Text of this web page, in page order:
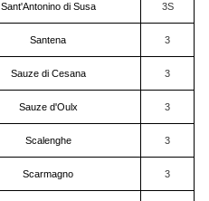
Sant'Antonino di Susa 3S
Santena 3
Sauze di Cesana 3
Sauze d'Oulx 3
Scalenghe 3
Scarmagno 3